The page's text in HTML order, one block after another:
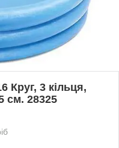
Круг, 3 кільця,
см. 28325